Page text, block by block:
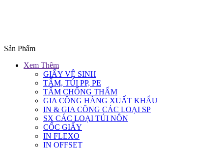
Sản Phẩm
Xem Thêm
GIẤY VỆ SINH
TẤM, TÚI PP, PE
TẤM CHỐNG THẤM
GIA CÔNG HÀNG XUẤT KHẨU
IN & GIA CÔNG CÁC LOẠI SP
SX CÁC LOẠI TÚI NÔN
CỐC GIẤY
IN FLEXO
IN OFFSET